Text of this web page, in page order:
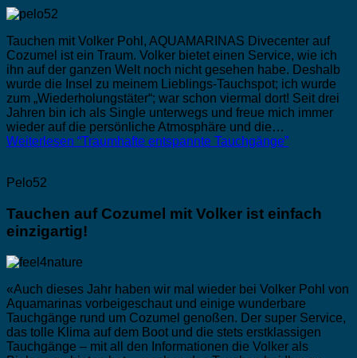
Tauchen mit Volker Pohl, AQUAMARINAS Divecenter auf
Cozumel ist ein Traum. Volker bietet einen Service, wie ich
ihn auf der ganzen Welt noch nicht gesehen habe. Deshalb
wurde die Insel zu meinem Lieblings-Tauchspot; ich wurde
zum „Wiederholungstäter“; war schon viermal dort! Seit drei
Jahren bin ich als Single unterwegs und freue mich immer
wieder auf die persönliche Atmosphäre und die…
Weiterlesen “Traumhafte entspannte Tauchgänge”
Pelo52
Tauchen auf Cozumel mit Volker ist einfach
einzigartig!
«Auch dieses Jahr haben wir mal wieder bei Volker Pohl von
Aquamarinas vorbeigeschaut und einige wunderbare
Tauchgänge rund um Cozumel genoßen. Der super Service,
das tolle Klima auf dem Boot und die stets erstklassigen
Tauchgänge – mit all den Informationen die Volker als